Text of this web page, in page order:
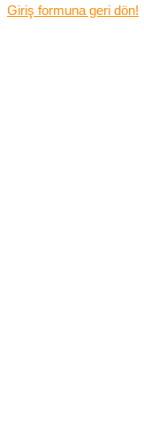
Giriş formuna geri dön!